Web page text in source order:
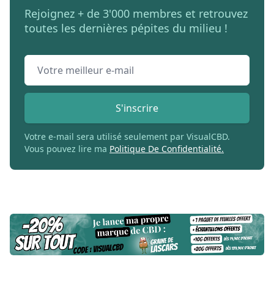
Rejoignez + de 3'000 membres et retrouvez
toutes les dernières pépites du milieu !
Email address
S'inscrire
Votre e-mail sera utilisé seulement par VisualCBD.
Vous pouvez lire ma Politique De Confidentialité.